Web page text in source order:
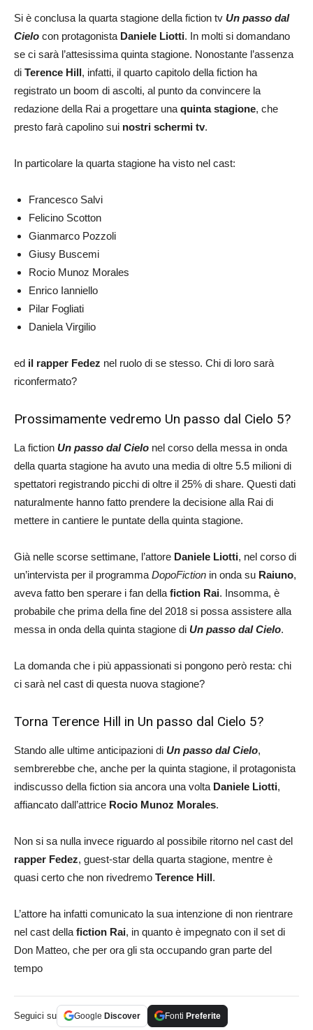
Si è conclusa la quarta stagione della fiction tv Un passo dal
Cielo con protagonista Daniele Liotti. In molti si domandano
se ci sarà l’attesissima quinta stagione. Nonostante l’assenza
di Terence Hill, infatti, il quarto capitolo della fiction ha
registrato un boom di ascolti, al punto da convincere la
redazione della Rai a progettare una quinta stagione, che
presto farà capolino sui nostri schermi tv.
In particolare la quarta stagione ha visto nel cast:
Francesco Salvi
Felicino Scotton
Gianmarco Pozzoli
Giusy Buscemi
Rocio Munoz Morales
Enrico Ianniello
Pilar Fogliati
Daniela Virgilio
ed il rapper Fedez nel ruolo di se stesso. Chi di loro sarà
riconfermato?
Prossimamente vedremo Un passo dal Cielo 5?
La fiction Un passo dal Cielo nel corso della messa in onda
della quarta stagione ha avuto una media di oltre 5.5 milioni di
spettatori registrando picchi di oltre il 25% di share. Questi dati
naturalmente hanno fatto prendere la decisione alla Rai di
mettere in cantiere le puntate della quinta stagione.
Già nelle scorse settimane, l’attore Daniele Liotti, nel corso di
un’intervista per il programma DopoFiction in onda su Raiuno,
aveva fatto ben sperare i fan della fiction Rai. Insomma, è
probabile che prima della fine del 2018 si possa assistere alla
messa in onda della quinta stagione di Un passo dal Cielo.
La domanda che i più appassionati si pongono però resta: chi
ci sarà nel cast di questa nuova stagione?
Torna Terence Hill in Un passo dal Cielo 5?
Stando alle ultime anticipazioni di Un passo dal Cielo,
sembrerebbe che, anche per la quinta stagione, il protagonista
indiscusso della fiction sia ancora una volta Daniele Liotti,
affiancato dall’attrice Rocio Munoz Morales.
Non si sa nulla invece riguardo al possibile ritorno nel cast del
rapper Fedez, guest-star della quarta stagione, mentre è
quasi certo che non rivedremo Terence Hill.
L’attore ha infatti comunicato la sua intenzione di non rientrare
nel cast della fiction Rai, in quanto è impegnato con il set di
Don Matteo, che per ora gli sta occupando gran parte del
tempo
Seguici su Google Discover Fonti Preferite